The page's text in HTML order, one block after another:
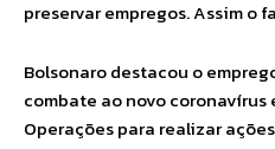
preservar empregos. Assim o
Bolsonaro destacou o
combate ao novo coronavírus
Operações para realizar